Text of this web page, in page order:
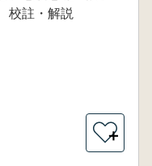
註・解説
＋